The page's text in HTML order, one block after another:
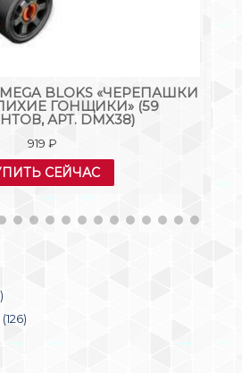
BLOKS «ЧЕРЕПАШКИ
ГОНЩИКИ» (59
АРТ. DMX38)
919 ₽
СЕЙЧАС